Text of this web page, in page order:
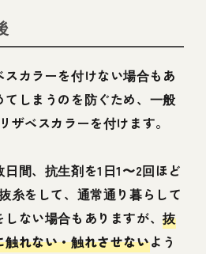
カラーを付けない場合もあ
てしまうのを防ぐため、一般
ザベスカラーを付けます。
間、抗生剤を1日1〜2回ほど
糸をして、通常通り暮らして
しない場合もありますが、抜
れない・触れさせないよう